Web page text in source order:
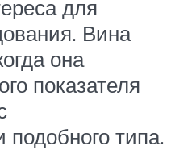
для
Вина
она
показателя
типа.